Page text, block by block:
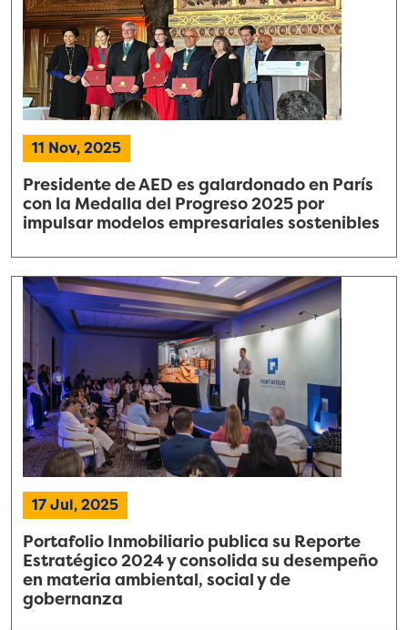
11 Nov, 2025
Presidente de AED es galardonado en París
con la Medalla del Progreso 2025 por
impulsar modelos empresariales sostenibles
17 Jul, 2025
Portafolio Inmobiliario publica su Reporte
Estratégico 2024 y consolida su desempeño
en materia ambiental, social y de
gobernanza